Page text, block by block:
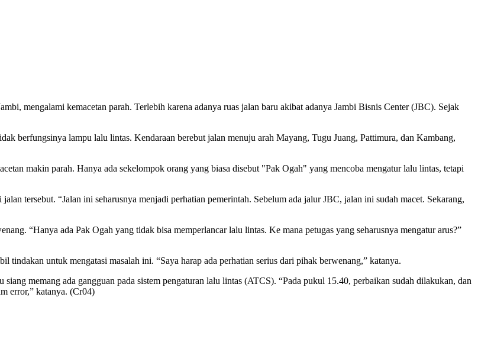
mengalami kemacetan parah. Terlebih karena adanya ruas jalan baru akibat adanya Jambi Bisnis Center (JBC). Sejak
berfungsinya lampu lalu lintas. Kendaraan berebut jalan menuju arah Mayang, Tugu Juang, Pattimura, dan Kambang,
makin parah. Hanya ada sekelompok orang yang biasa disebut "Pak Ogah" yang mencoba mengatur lalu lintas, tetapi
tersebut. “Jalan ini seharusnya menjadi perhatian pemerintah. Sebelum ada jalur JBC, jalan ini sudah macet. Sekarang,
“Hanya ada Pak Ogah yang tidak bisa memperlancar lalu lintas. Ke mana petugas yang seharusnya mengatur arus?”
untuk mengatasi masalah ini. “Saya harap ada perhatian serius dari pihak berwenang,” katanya.
memang ada gangguan pada sistem pengaturan lalu lintas (ATCS). “Pada pukul 15.40, perbaikan sudah dilakukan, dan
error,” katanya. (Cr04)